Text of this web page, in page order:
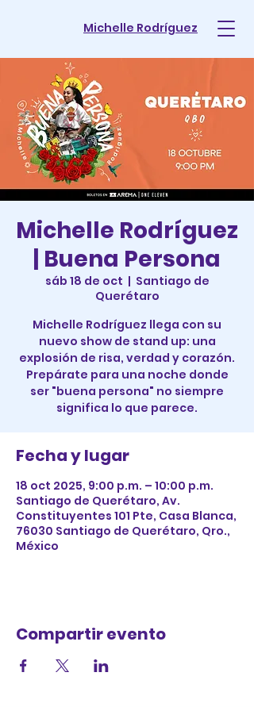
Michelle Rodríguez
Michelle Rodríguez
| Buena Persona
sáb 18 de oct
  |
Santiago de
Querétaro
Michelle Rodríguez llega con su
nuevo show de stand up: una
explosión de risa, verdad y corazón.
Prepárate para una noche donde
ser "buena persona" no siempre
significa lo que parece.
Fecha y lugar
18 oct 2025, 9:00 p.m. – 10:00 p.m.
Santiago de Querétaro, Av.
Constituyentes 101 Pte, Casa Blanca,
76030 Santiago de Querétaro, Qro.,
México
Compartir evento